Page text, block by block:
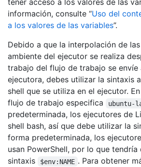
tener acceso a los valores de las
información, consulte “Uso del
a los valores de las variables”.
Debido a que la interpolación de
ambiente del ejecutor se realiza
trabajo del flujo de trabajo se envíe
ejecutora, debes utilizar la sintaxis
shell que se utiliza en el ejecutor.
flujo de trabajo especifica
ubuntu-
predeterminada, los ejecutores de
shell bash, así que debe utilizar la
forma predeterminada, los
usan PowerShell, por lo que tendría
sintaxis
$env:NAME . Para obtener